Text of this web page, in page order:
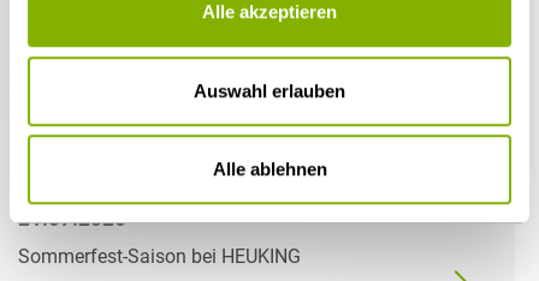
Alle akzeptieren
Auswahl erlauben
Alle ablehnen
21.07.2026
Sommerfest-Saison bei HEUKING